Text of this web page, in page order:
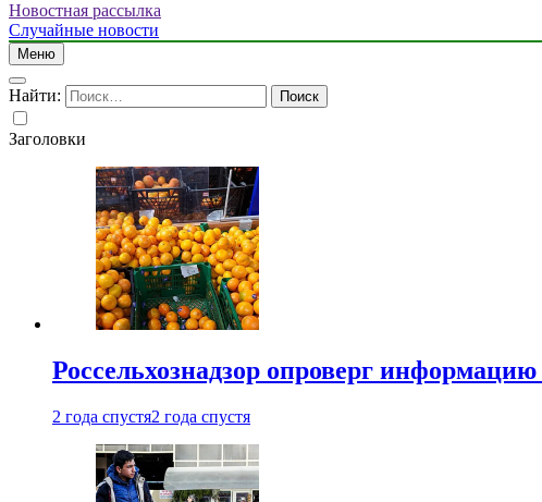
Новостная рассылка
Случайные новости
Меню
Найти:
Заголовки
Россельхознадзор опроверг
2 года спустя2 года спустя